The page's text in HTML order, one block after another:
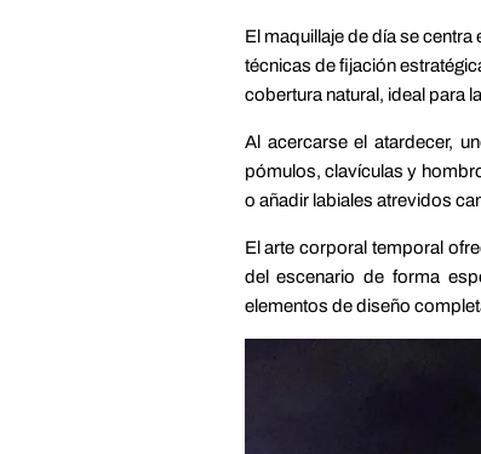
El maquillaje de día se
técnicas de fijación
cobertura natural, ideal para
Al acercarse el atardecer,
pómulos, clavículas y
o añadir labiales atrevidos
El arte corporal temporal
del escenario de forma
elementos de diseño